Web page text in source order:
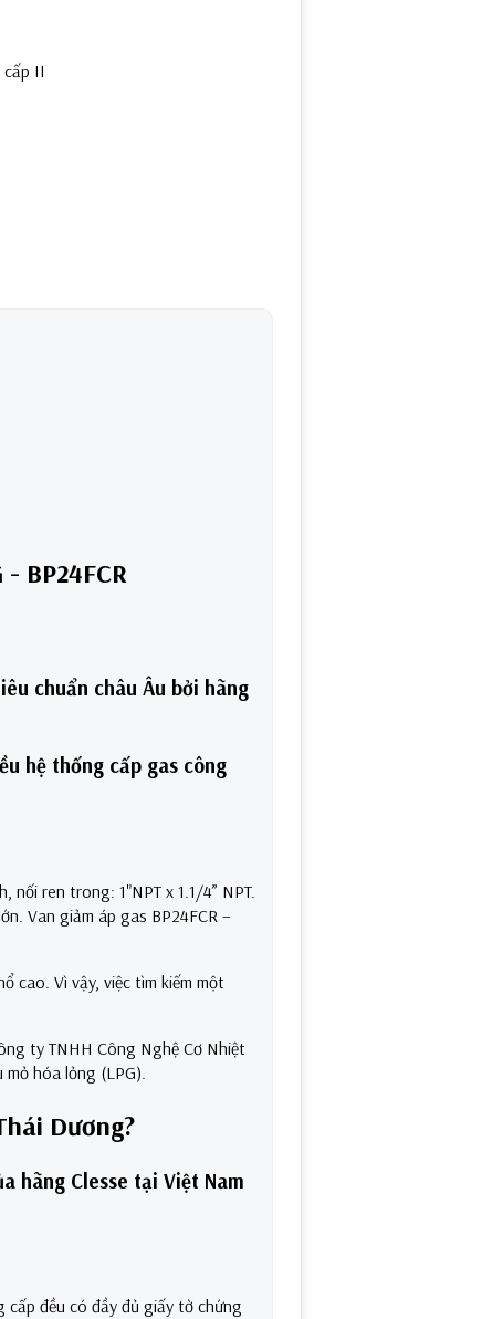
II
BP24FCR
chuẩn châu Âu bởi hãng
hệ thống cấp gas công
ren trong: 1"NPT x 1.1/4” NPT.
Van giảm áp gas BP24FCR –
cao. Vì vậy, việc tìm kiếm một
ty TNHH Công Nghệ Cơ Nhiệt
hóa lỏng (LPG).
Dương?
hãng Clesse tại Việt Nam
đều có đầy đủ giấy tờ chứng